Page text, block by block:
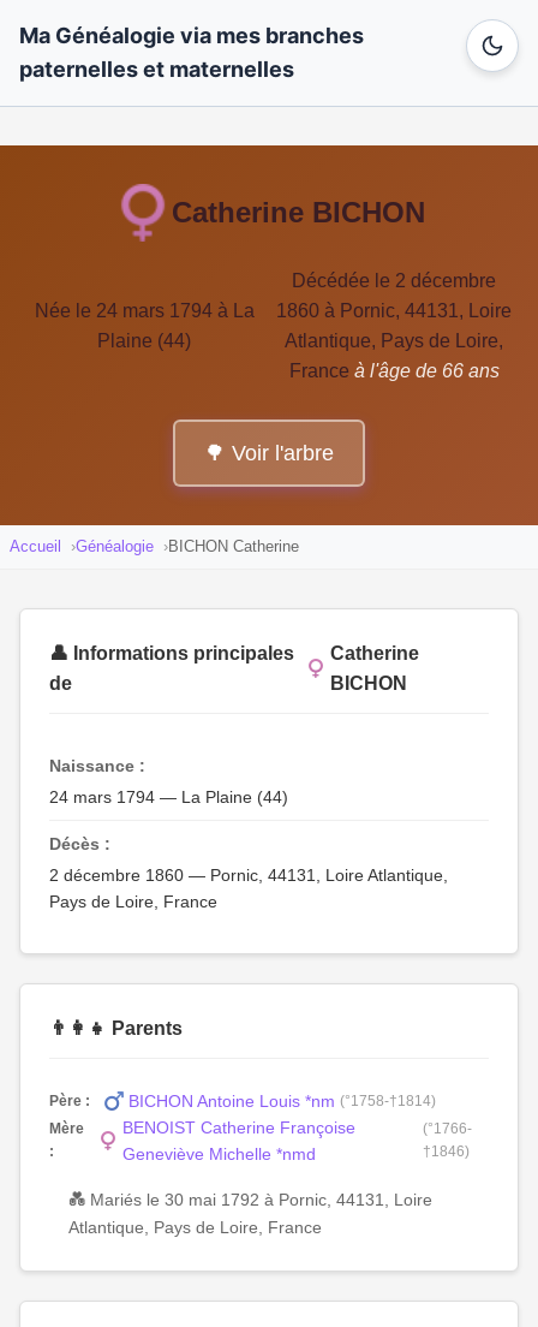
Ma Généalogie via mes branches
paternelles et maternelles
Catherine BICHON
Née le 24 mars 1794 à La
Plaine (44)
Décédée le 2 décembre
1860 à Pornic, 44131, Loire
Atlantique, Pays de Loire,
France à l'âge de 66 ans
🌳 Voir l'arbre
Accueil Généalogie BICHON Catherine
👤 Informations principales
de
Catherine
BICHON
Naissance :
24 mars 1794 — La Plaine (44)
Décès :
2 décembre 1860 — Pornic, 44131, Loire Atlantique,
Pays de Loire, France
👨‍👩‍👧 Parents
Père : BICHON Antoine Louis *nm (°1758-†1814)
Mère
:
BENOIST Catherine Françoise
Geneviève Michelle *nmd
(°1766-
†1846)
💑 Mariés le 30 mai 1792 à Pornic, 44131, Loire
Atlantique, Pays de Loire, France